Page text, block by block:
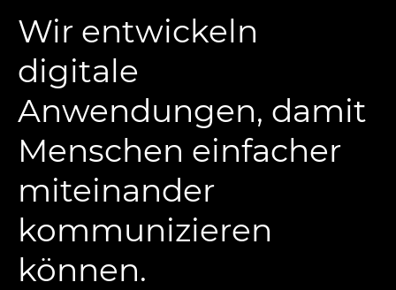
Wir entwickeln
digitale
Anwendungen, damit
Menschen einfacher
miteinander
kommunizieren
können.